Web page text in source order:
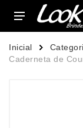
Inicial
Caderneta de